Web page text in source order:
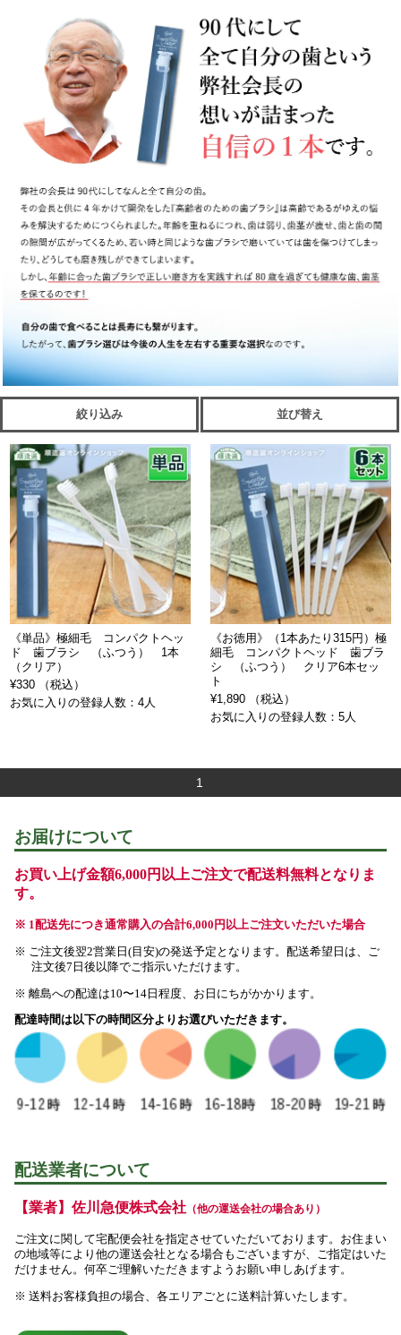
絞り込み 並び替え
《単品》極細毛 コンパクトヘッ
ド 歯ブラシ （ふつう） 1本
（クリア）
¥330 （税込）
お気に入りの登録人数：4人
《お徳用》（1本あたり315円）極
細毛 コンパクトヘッド 歯ブラ
シ （ふつう） クリア6本セッ
ト
¥1,890 （税込）
お気に入りの登録人数：5人
1